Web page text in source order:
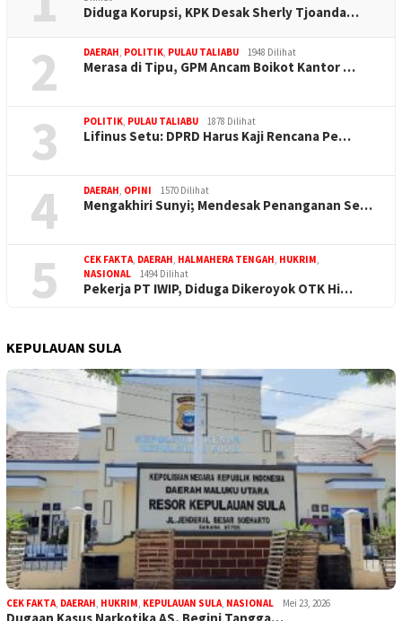
Diduga Korupsi, KPK Desak Sherly Tjoanda…
2 DAERAH, POLITIK, PULAU TALIABU 1948 Dilihat
Merasa di Tipu, GPM Ancam Boikot Kantor …
3 POLITIK, PULAU TALIABU 1878 Dilihat
Lifinus Setu: DPRD Harus Kaji Rencana Pe…
4 DAERAH, OPINI 1570 Dilihat
Mengakhiri Sunyi; Mendesak Penanganan Se…
5 CEK FAKTA, DAERAH, HALMAHERA TENGAH, HUKRIM,
NASIONAL
1494 Dilihat
Pekerja PT IWIP, Diduga Dikeroyok OTK Hi…
KEPULAUAN SULA
CEK FAKTA, DAERAH, HUKRIM, KEPULAUAN SULA, NASIONAL Mei 23, 2026